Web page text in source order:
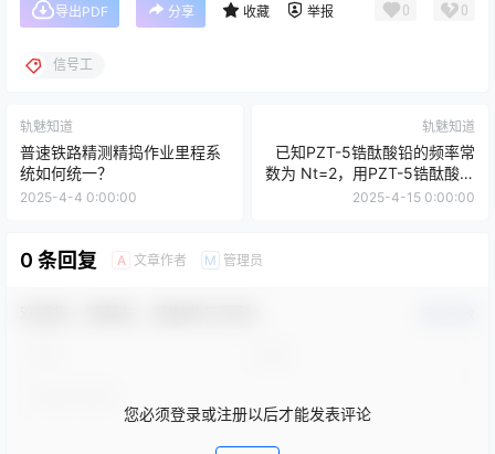
导出PDF 分享 收藏 举报 0 0
信号工
轨魅知道
普速铁路精测精捣作业里程系
统如何统一？
2025-4-4 0:00:00
轨魅知道
已知PZT-5锆酞酸铅的频率常
数为 Nt=2，用PZT-5锆酞酸铅
材料制作的探头晶片振动频率
2025-4-15 0:00:00
0 条回复 A 文章作者 M 管理员
您必须登录或注册以后才能发表评论